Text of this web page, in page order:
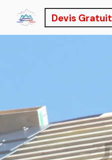
Devis Gratuit